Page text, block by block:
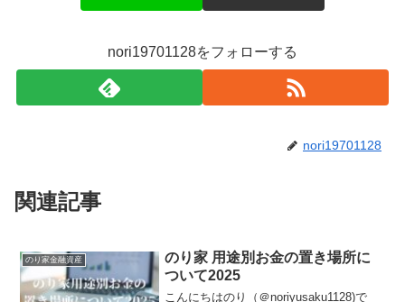
nori19701128をフォローする
nori19701128
関連記事
のり家金融資産
のり家 用途別お金の置き場所に
ついて2025
こんにちはのり（＠noriyusaku1128)で